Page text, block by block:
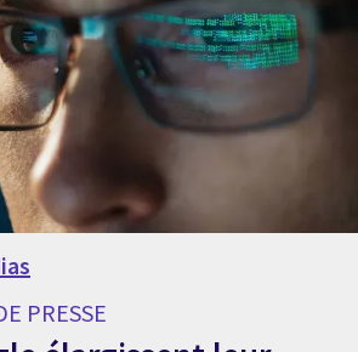
PRESSE